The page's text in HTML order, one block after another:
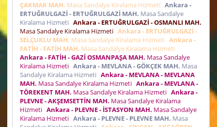
ÇAKMAK MAH. Masa Sandalye Kiralama Hizmeti Ankara -
ERTUĞRULGAZİ - ERTUĞRULGAZİ MAH. Masa Sandalye
Kiralama Hizmeti Ankara - ERTUĞRULGAZİ - OSMANLI MAH.
Masa Sandalye Kiralama Hizmeti Ankara - ERTUĞRULGAZİ -
SELÇUKLU MAH. Masa Sandalye Kiralama Hizmeti Ankara -
FATİH - FATİH MAH. Masa Sandalye Kiralama Hizmeti
Ankara - FATİH - GAZİ OSMANPAŞA MAH. Masa Sandalye
Kiralama Hizmeti Ankara - MEVLANA - GÖKÇEK MAH. Masa
Sandalye Kiralama Hizmeti Ankara - MEVLANA - MEVLANA
MAH. Masa Sandalye Kiralama Hizmeti Ankara - MEVLANA -
TÖREKENT MAH. Masa Sandalye Kiralama Hizmeti Ankara -
PLEVNE - AKŞEMSETTİN MAH. Masa Sandalye Kiralama
Hizmeti Ankara - PLEVNE - İSTASYON MAH. Masa Sandalye
Kiralama Hizmeti Ankara - PLEVNE - PLEVNE MAH. Masa